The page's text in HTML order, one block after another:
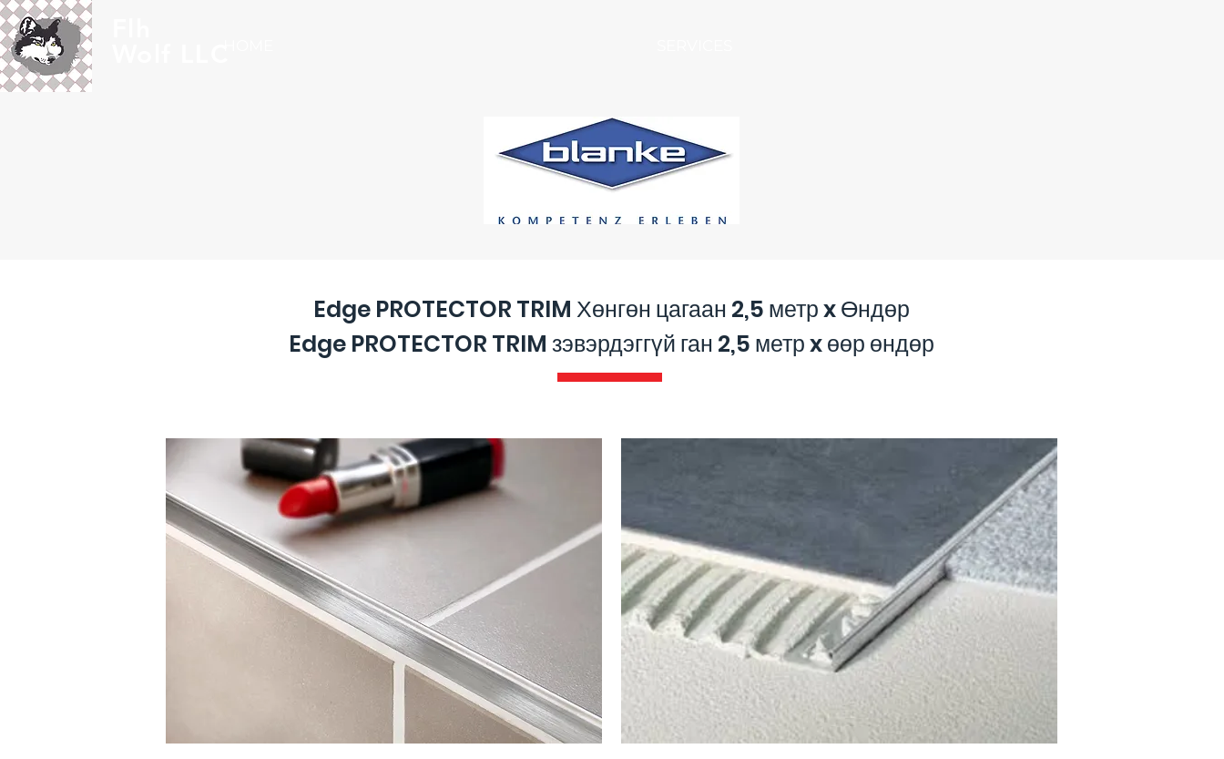
Edge PROTECTOR TRIM Хөнгөн цагаан 2,5 метр x Өндөр
Edge PROTECTOR TRIM зэвэрдэггүй ган 2,5 метр x өөр өндөр